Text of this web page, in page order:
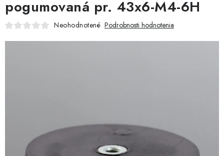
PRIEMYSELNÉ MAGNETY
OSTATNÉ MAGNETY
pogumovaná pr. 43x6-M4-6H
Neohodnotené Podrobnosti hodnotenia